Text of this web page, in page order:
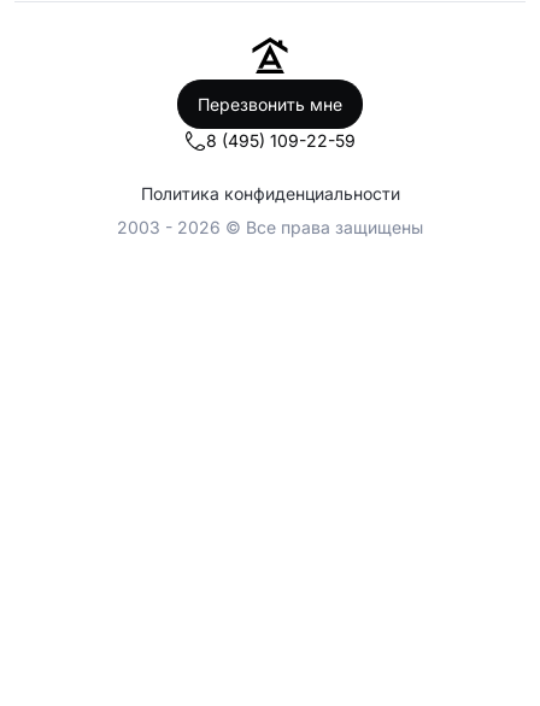
Перезвонить мне
8 (495) 109-22-59
Политика конфиденциальности
2003 - 2026 © Все права защищены